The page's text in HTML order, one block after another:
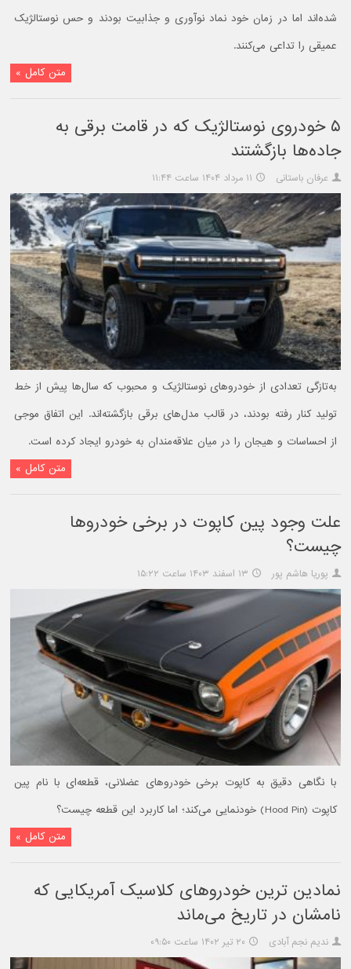
شده‌اند اما در زمان خود نماد نوآوری و جذابیت بودند و حس نوستالژیک
عمیقی را تداعی می‌کنند.
متن کامل »
۵ خودروی نوستالژیک که در قامت برقی به
جاده‌ها بازگشتند
عرفان باستانی ۱۱ مرداد ۱۴۰۴ ساعت ۱۱:۴۴
به‌تازگی تعدادی از خودروهای نوستالژیک و محبوب که سال‌ها پیش از خط
تولید کنار رفته بودند، در قالب مدل‌های برقی بازگشته‌اند. این اتفاق موجی
از احساسات و هیجان را در میان علاقه‌مندان به خودرو ایجاد کرده است.
متن کامل »
علت وجود پین کاپوت در برخی خودروها
چیست؟
پوریا هاشم پور ۱۳ اسفند ۱۴۰۳ ساعت ۱۵:۲۲
با نگاهی دقیق به کاپوت برخی خودروهای عضلانی، قطعه‌ای با نام پین
کاپوت (Hood Pin) خودنمایی می‌کند؛ اما کاربرد این قطعه چیست؟
متن کامل »
نمادین ترین خودروهای کلاسیک آمریکایی که
نامشان در تاریخ می‌ماند
ندیم نجم آبادی ۲۰ تیر ۱۴۰۲ ساعت ۰۹:۵۰